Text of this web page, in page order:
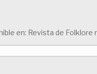
en: Revista de